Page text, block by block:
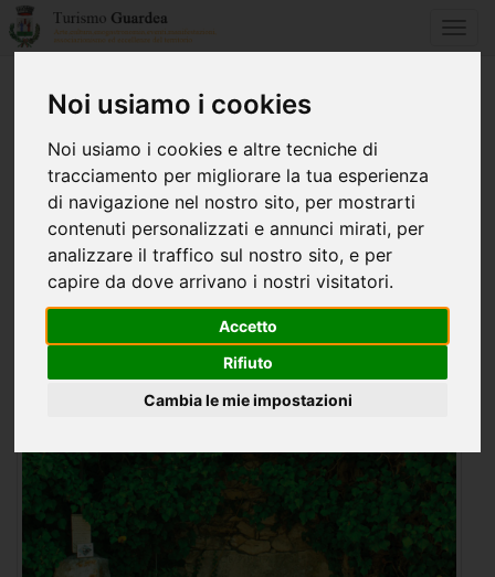
Noi usiamo i cookies
Noi usiamo i cookies e altre tecniche di
tracciamento per migliorare la tua esperienza
di navigazione nel nostro sito, per mostrarti
contenuti personalizzati e annunci mirati, per
analizzare il traffico sul nostro sito, e per
capire da dove arrivano i nostri visitatori.
Accetto
Rifiuto
Cambia le mie impostazioni
eremo di santa illuminata
EREMO DI SANTA ILLUMINATA